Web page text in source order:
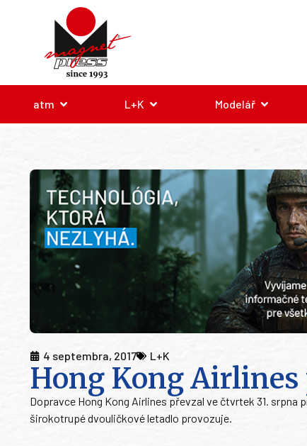
atm L+K Modelář
4 septembra, 2017 L+K
Hong Kong
Dopravce Hong Kong Airlines převzal ve čtvrtek 31.
širokotrupé dvouličkové letadlo provozuje.